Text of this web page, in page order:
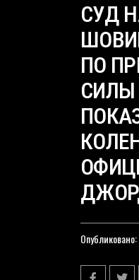
СУД
ПО
Опубликовано: